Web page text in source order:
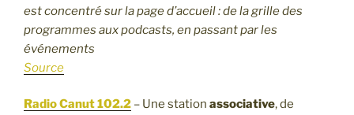
est concentré sur la page d’accueil : de la grille des
programmes aux podcasts, en passant par les
événements
Source
Radio Canut 102.2 – Une station associative, de